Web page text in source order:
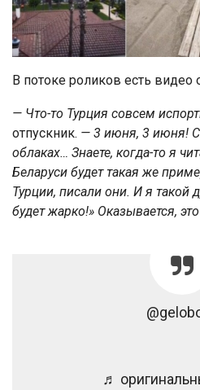
В потоке роликов есть видео
— Что-то Турция совсем
отпускник. — 3 июня, 3 июня!
облаках… Знаете, когда-то я
Беларуси будет такая же
Турции, писали они. И я такой
будет жарко!» Оказывается,
♬